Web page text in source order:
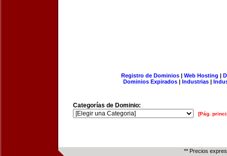
Registro de Dominios| Web Hosting |
Dominios Expirados | Industrias |
Categorías de Dominio:
[Pág.
** Precios